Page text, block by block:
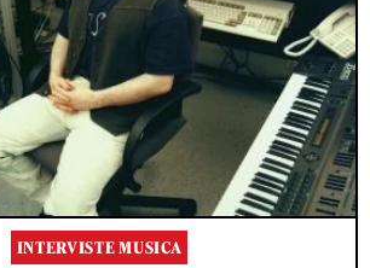
INTERVISTE MUSICA